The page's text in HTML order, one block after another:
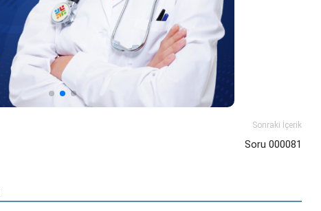
Sonraki İçerik
Soru 000081